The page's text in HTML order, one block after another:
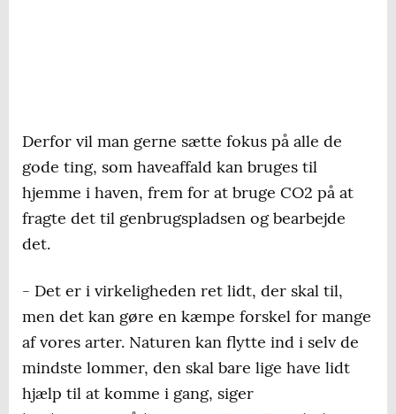
Derfor vil man gerne sætte fokus på alle de
gode ting, som haveaffald kan bruges til
hjemme i haven, frem for at bruge CO2 på at
fragte det til genbrugspladsen og bearbejde
det.
- Det er i virkeligheden ret lidt, der skal til,
men det kan gøre en kæmpe forskel for mange
af vores arter. Naturen kan flytte ind i selv de
mindste lommer, den skal bare lige have lidt
hjælp til at komme i gang, siger